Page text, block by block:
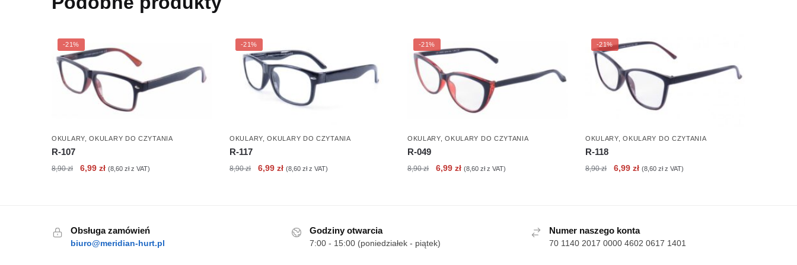
-21%
OKULARY,OKULARY DO CZYTANIA
R-107
8,90zł
Pierwotna
6,99złAktualna
(8,60złz VAT)
-21%
OKULARY,OKULARY DO CZYTANIA
R-117
8,90zł
Pierwotna
6,99 złAktualna
(8,60 złz VAT)
-21%
OKULARY,OKULARY DO CZYTANIA
R-049
8,90zł
Pierwotna
6,99 złAktualna
(8,60 złz VAT)
-21%
OKULARY,OKULARY DO CZYTANIA
R-118
8,90zł
Pierwotna
6,99 złAktualna
(8,60 złz VAT)
Obsługa zamówień
biuro@meridian-hurt.pl
Godziny otwarcia
7:00 - 15:00 (poniedziałek - piątek)
Numer naszego konta
70 1140 2017 0000 4602 0617 1401